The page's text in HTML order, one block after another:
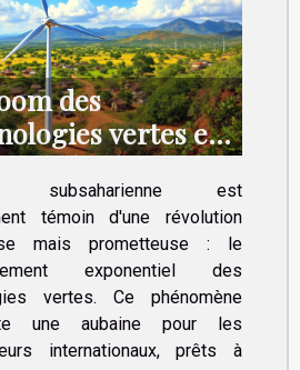
des
vertes en
subsaharienne
et défis
investisseurs
subsaharienne est
témoin d'une révolution
mais prometteuse : le
exponentiel des
vertes. Ce phénomène
une aubaine pour les
internationaux, prêts à